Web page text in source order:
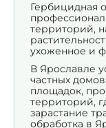
Гербицидная
территорий,
ухоженное и
В Ярославле
частных
площадок,
территорий,
зарастание
обработка в